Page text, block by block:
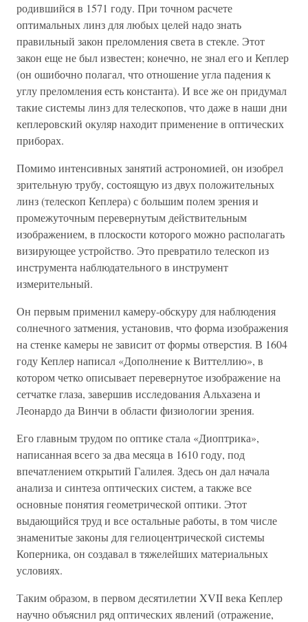
родившийся в 1571 году. При точном расчете
оптимальных линз для любых целей надо знать
правильный закон преломления света в стекле. Этот
закон еще не был известен; конечно, не знал его и Кеплер
(он ошибочно полагал, что отношение угла падения к
углу преломления есть константа). И все же он придумал
такие системы линз для телескопов, что даже в наши дни
кеплеровский окуляр находит применение в оптических
приборах.
Помимо интенсивных занятий астрономией, он изобрел
зрительную трубу, состоящую из двух положительных
линз (телескоп Кеплера) с большим полем зрения и
промежуточным перевернутым действительным
изображением, в плоскости которого можно располагать
визирующее устройство. Это превратило телескоп из
инструмента наблюдательного в инструмент
измерительный.
Он первым применил камеру-обскуру для наблюдения
солнечного затмения, установив, что форма изображения
на стенке камеры не зависит от формы отверстия. В 1604
году Кеплер написал «Дополнение к Виттеллию», в
котором четко описывает перевернутое изображение на
сетчатке глаза, завершив исследования Альхазена и
Леонардо да Винчи в области физиологии зрения.
Его главным трудом по оптике стала «Диоптрика»,
написанная всего за два месяца в 1610 году, под
впечатлением открытий Галилея. Здесь он дал начала
анализа и синтеза оптических систем, а также все
основные понятия геометрической оптики. Этот
выдающийся труд и все остальные работы, в том числе
знаменитые законы для гелиоцентрической системы
Коперника, он создавал в тяжелейших материальных
условиях.
Таким образом, в первом десятилетии XVII века Кеплер
научно объяснил ряд оптических явлений (отражение,